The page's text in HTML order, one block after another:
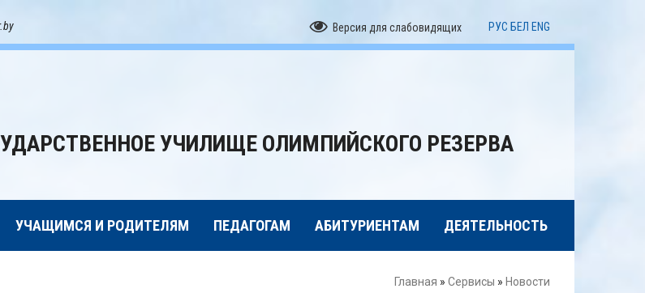
Версия для слабовидящих РУС БЕЛ ENG
УЧИЛИЩЕ ОЛИМПИЙСКОГО РЕЗЕРВА
УЧАЩИМСЯ И РОДИТЕЛЯМ ПЕДАГОГАМ АБИТУРИЕНТАМ ДЕЯТЕЛЬНОСТЬ
Главная » Сервисы » Новости